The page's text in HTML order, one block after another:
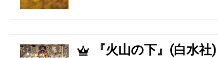
4 『火山の下』(白水社)